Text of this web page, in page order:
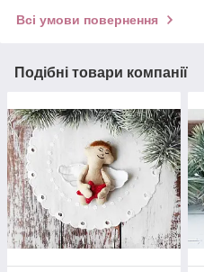
Всі умови повернення
Подібні товари компанії